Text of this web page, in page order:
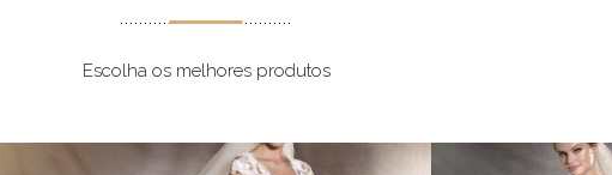
Escolha os melhores produtos